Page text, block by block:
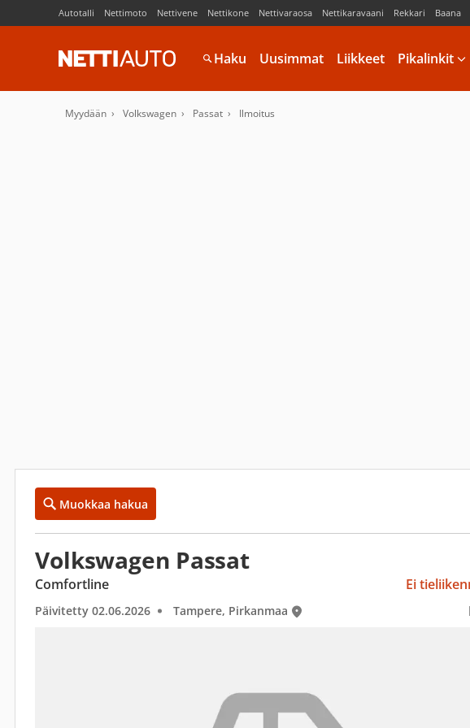
Autotalli Nettimoto Nettivene Nettikone Nettivaraosa Nettikaravaani Rekkari Baana
Haku Uusimmat Liikkeet Pikalinkit
Myydään Volkswagen Passat Ilmoitus
Muokkaa hakua
Volkswagen Passat
Comfortline Ei
Päivitetty 02.06.2026 Tampere, Pirkanmaa